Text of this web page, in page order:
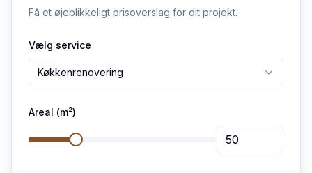
Få et øjeblikkeligt prisoverslag for dit projekt.
Vælg service
Køkkenrenovering
Areal (m²)